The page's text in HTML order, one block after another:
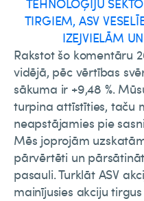
TEHNOLOĢIJU
TIRGIEM, ASV
IZEJVIELĀM
Rakstot šo komentāru
vidējā, pēc vērtības
sākuma ir +9,48 %.
turpina attīstīties, taču
neapstājamies pie
Mēs joprojām
pārvērtēti un
pasauli. Turklāt ASV
mainījusies akciju